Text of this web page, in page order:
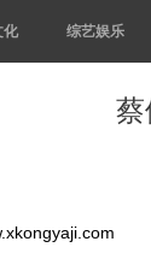
化 综艺娱乐
蔡